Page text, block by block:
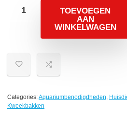
TOEVOEGEN
AAN
WINKELWAGEN
Categories:Aquariumbenodigdheden,
Kweekbakken